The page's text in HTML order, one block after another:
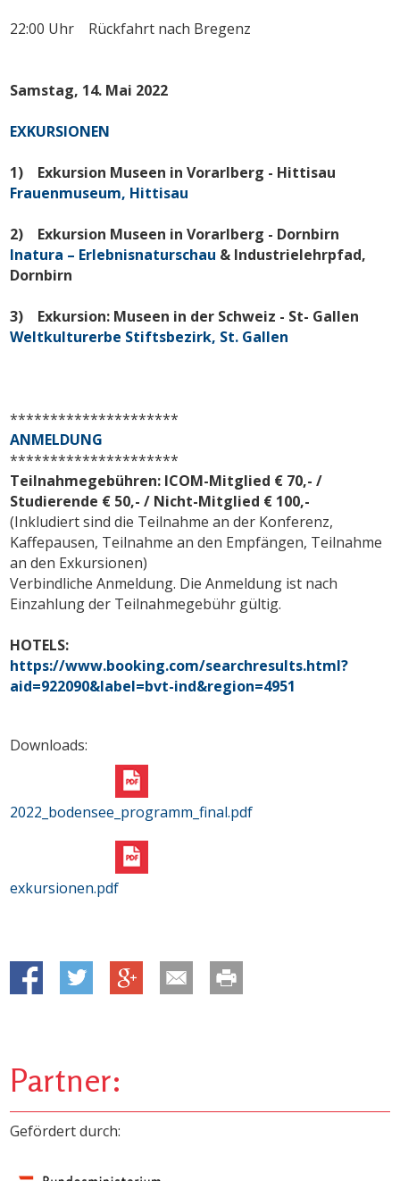
22:00 Uhr Rückfahrt nach Bregenz
Samstag, 14. Mai 2022
EXKURSIONEN
1) Exkursion Museen in Vorarlberg - Hittisau
Frauenmuseum, Hittisau
2) Exkursion Museen in Vorarlberg - Dornbirn
Inatura – Erlebnisnaturschau & Industrielehrpfad,
Dornbirn
3) Exkursion: Museen in der Schweiz - St- Gallen
Weltkulturerbe Stiftsbezirk, St. Gallen
*********************
ANMELDUNG
*********************
Teilnahmegebühren: ICOM-Mitglied € 70,- /
Studierende € 50,- / Nicht-Mitglied € 100,-
(Inkludiert sind die Teilnahme an der Konferenz,
Kaffepausen, Teilnahme an den Empfängen, Teilnahme
an den Exkursionen)
Verbindliche Anmeldung. Die Anmeldung ist nach
Einzahlung der Teilnahmegebühr gültig.
HOTELS:
https://www.booking.com/searchresults.html?
aid=922090&label=bvt-ind&region=4951
Downloads:
2022_bodensee_programm_final.pdf
exkursionen.pdf
Partner:
Gefördert durch: